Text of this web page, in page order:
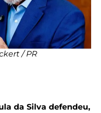
/ PR
da Silva defendeu,